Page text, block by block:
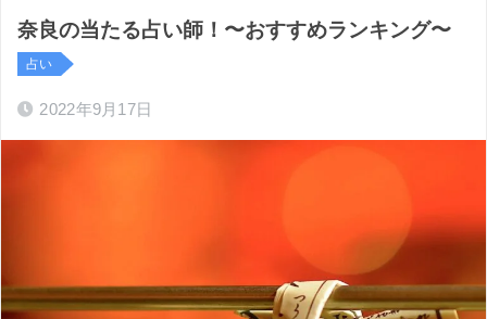
奈良の当たる占い師！〜おすすめランキング〜
占い
2022年9月17日